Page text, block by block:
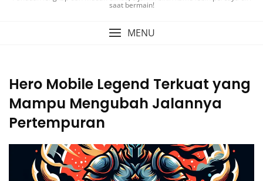
saat bermain!
MENU
Hero Mobile Legend Terkuat yang
Mampu Mengubah Jalannya
Pertempuran